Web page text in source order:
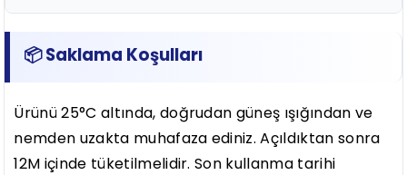
📦 Saklama Koşulları
Ürünü 25°C altında, doğrudan güneş ışığından ve
nemden uzakta muhafaza ediniz. Açıldıktan sonra
12M içinde tüketilmelidir. Son kullanma tarihi